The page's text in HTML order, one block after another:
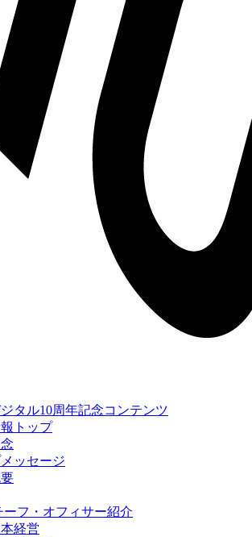
タル10周年記念コンテンツ
トップ
メッセージ
ーフ・オフィサー紹介
経営